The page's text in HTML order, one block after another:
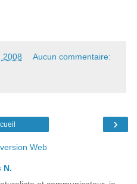
2008 Aucun commentaire:
›
Web
N.